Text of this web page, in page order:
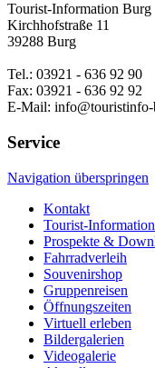
Tourist-Information Burg
Kirchhofstraße 11
39288 Burg
Tel.: 03921 - 636 92 90
Fax: 03921 - 636 92 92
E-Mail: info@touristinfo-
Service
Navigation überspringen
Kontakt
Tourist-Information
Prospekte &
Fahrradverleih
Souvenirshop
Gruppenreisen
Öffnungszeiten
Virtuell erleben
Bildergalerien
Videogalerie